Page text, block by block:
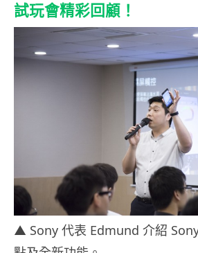
試玩會精彩回顧！
▲ Sony 代表 Edmund 介紹